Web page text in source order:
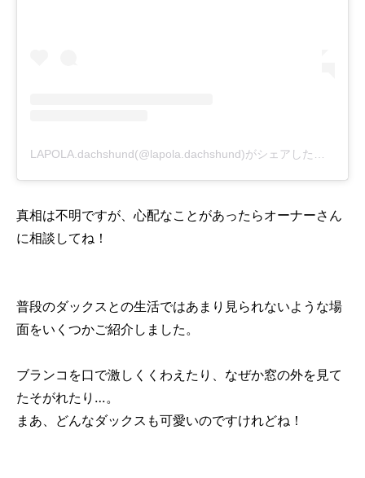
真相は不明ですが、心配なことがあったらオーナーさん
に相談してね！
普段のダックスとの生活ではあまり見られないような場
面をいくつかご紹介しました。
ブランコを口で激しくくわえたり、なぜか窓の外を見て
たそがれたり…。
まあ、どんなダックスも可愛いのですけれどね！